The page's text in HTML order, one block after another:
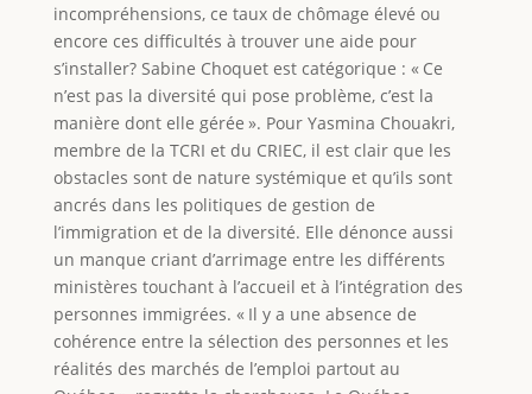
incompréhensions, ce taux de chômage élevé ou
encore ces difficultés à trouver une aide pour
s’installer? Sabine Choquet est catégorique : « Ce
n’est pas la diversité qui pose problème, c’est la
manière dont elle gérée ». Pour Yasmina Chouakri,
membre de la TCRI et du CRIEC, il est clair que les
obstacles sont de nature systémique et qu’ils sont
ancrés dans les politiques de gestion de
l’immigration et de la diversité. Elle dénonce aussi
un manque criant d’arrimage entre les différents
ministères touchant à l’accueil et à l’intégration des
personnes immigrées. « Il y a une absence de
cohérence entre la sélection des personnes et les
réalités des marchés de l’emploi partout au